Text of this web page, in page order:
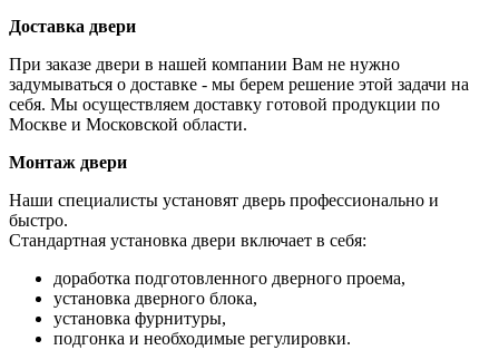
Доставка двери
При заказе двери в нашей компании Вам не нужно
задумываться о доставке - мы берем решение этой задачи на
себя. Мы осуществляем доставку готовой продукции по
Москве и Московской области.
Монтаж двери
Наши специалисты установят дверь профессионально и
быстро.
Стандартная установка двери включает в себя:
доработка подготовленного дверного проема,
установка дверного блока,
установка фурнитуры,
подгонка и необходимые регулировки.